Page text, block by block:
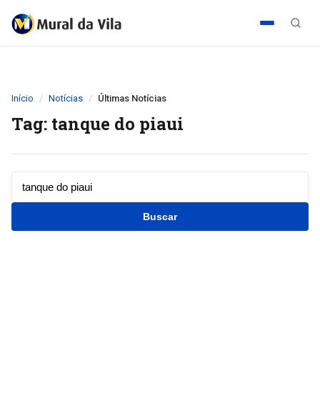
Início Notícias Últimas Notícias
Tag: tanque do piaui
Buscar